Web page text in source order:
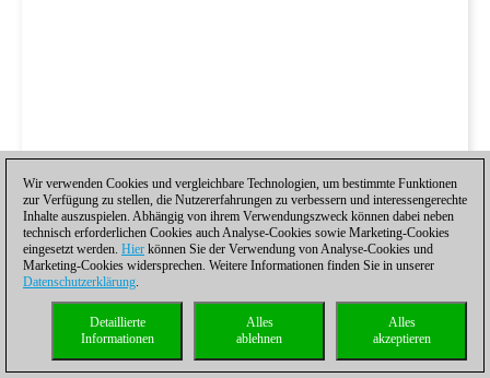
Wir verwenden Cookies und vergleichbare Technologien, um bestimmte Funktionen
zur Verfügung zu stellen, die Nutzererfahrungen zu verbessern und interessengerechte
Inhalte auszuspielen. Abhängig von ihrem Verwendungszweck können dabei neben
technisch erforderlichen Cookies auch Analyse-Cookies sowie Marketing-Cookies
eingesetzt werden. Hier können Sie der Verwendung von Analyse-Cookies und
Marketing-Cookies widersprechen. Weitere Informationen finden Sie in unserer
Datenschutzerklärung.
Alles
akzeptieren
Alles
ablehnen
Detaillierte
Informationen